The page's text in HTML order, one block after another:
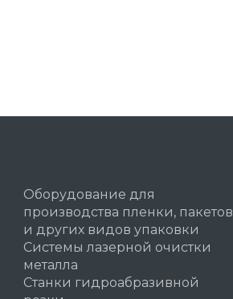
Оборудование для
производства пленки, пакетов
и других видов упаковки
Системы лазерной очистки
металла
Станки гидроабразивной